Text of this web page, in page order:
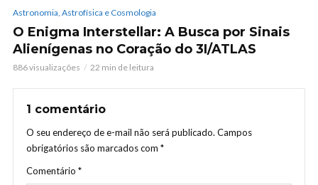
Astronomia, Astrofísica e Cosmologia
O Enigma Interstellar: A Busca por Sinais
Alienígenas no Coração do 3I/ATLAS
886 visualizações 22 min de leitura
1 comentário
O seu endereço de e-mail não será publicado. Campos
obrigatórios são marcados com *
Comentário *